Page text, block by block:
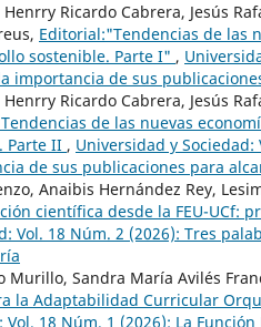
Ricardo Cabrera, Jesús
Editorial:"Tendencias de las
sostenible. Parte I" ,
importancia de sus
Ricardo Cabrera, Jesús
de las nuevas
Parte II , Universidad y Sociedad:
de sus publicaciones para
Anaibis Hernández Rey,
científica desde la FEU-
Vol. 18 Núm. 2 (2026): Tres
Murillo, Sandra María Avilés
la Adaptabilidad Curricular
Vol. 18 Núm. 1 (2026): La